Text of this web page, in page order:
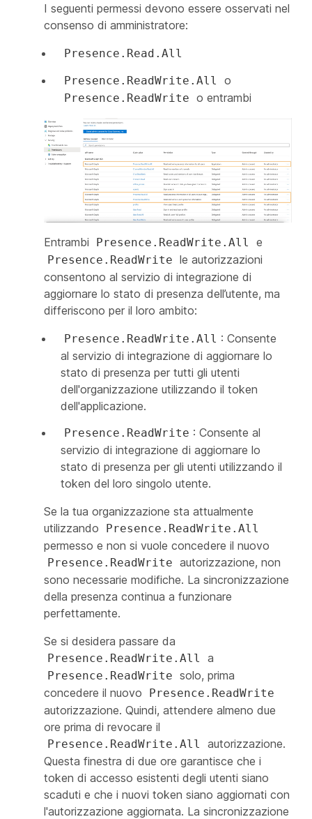
I seguenti permessi devono essere osservati nel
consenso di amministratore:
Presence.Read.All
Presence.ReadWrite.All o
Presence.ReadWrite o entrambi
Entrambi Presence.ReadWrite.All e
Presence.ReadWrite le autorizzazioni
consentono al servizio di integrazione di
aggiornare lo stato di presenza dell’utente, ma
differiscono per il loro ambito:
Presence.ReadWrite.All : Consente
al servizio di integrazione di aggiornare lo
stato di presenza per tutti gli utenti
dell'organizzazione utilizzando il token
dell'applicazione.
Presence.ReadWrite : Consente al
servizio di integrazione di aggiornare lo
stato di presenza per gli utenti utilizzando il
token del loro singolo utente.
Se la tua organizzazione sta attualmente
utilizzando
Presence.ReadWrite.All
permesso e non si vuole concedere il nuovo
Presence.ReadWrite autorizzazione, non
sono necessarie modifiche. La sincronizzazione
della presenza continua a funzionare
perfettamente.
Se si desidera passare da
Presence.ReadWrite.All a
Presence.ReadWrite solo, prima
concedere il nuovo
Presence.ReadWrite
autorizzazione. Quindi, attendere almeno due
ore prima di revocare il
Presence.ReadWrite.All
autorizzazione.
Questa finestra di due ore garantisce che i
token di accesso esistenti degli utenti siano
scaduti e che i nuovi token siano aggiornati con
l'autorizzazione aggiornata. La sincronizzazione